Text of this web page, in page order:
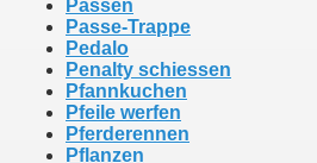
Passen
Passe-Trappe
Pedalo
Penalty schiessen
Pfannkuchen
Pfeile werfen
Pferderennen
Pflanzen